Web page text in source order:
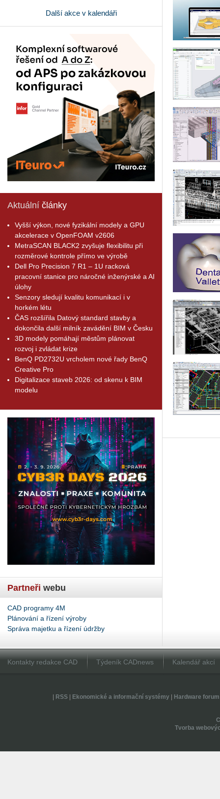
Další akce v kalendáři
Aktuální články
Vyšší výkon, nové fyzikální modely a GPU
akcelerace v OpenFOAM v2606
MetraSCAN BLACK2 zvyšuje flexibilitu při
rozměrové kontrole přímo ve výrobě
Dell Pro Precision 7 R1 – 1U racková
pracovní stanice pro náročné inženýrské a AI
úlohy
Senzory sledují kvalitu komunikací i v
horkém létu
ČAS rozšířila Datový standard stavby a
dokončila další milník zavádění BIM v Česku
3D modely pomáhají městům plánovat
rozvoj i zvládat krize
BenQ PD2732U vrcholem nové řady BenQ
Creative Pro
Digitalizace staveb 2026: od skenu k BIM
modelu
Partneři webu
CAD programy 4M
Plánování a řízení výroby
Správa majetku a řízení údržby
Kontakty redakce CAD Týdeník CADnews Kalendář akcí
RSS| Ekonomické a informační systémy| Hardware forum
Tvorba